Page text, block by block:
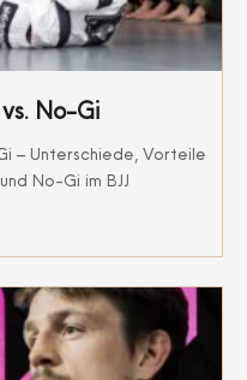
No-Gi
– Unterschiede, Vorteile
No-Gi im BJJ